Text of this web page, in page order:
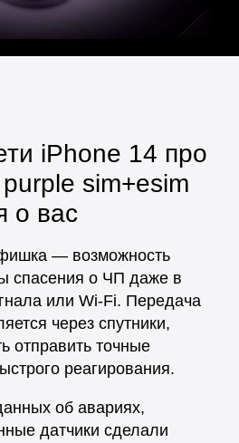
iPhone 14 про
sim+esim
о вас
— возможность
спасения о ЧП даже в
или Wi-Fi. Передача
через спутники,
отправить точные
реагирования.
об авариях,
датчики сделали